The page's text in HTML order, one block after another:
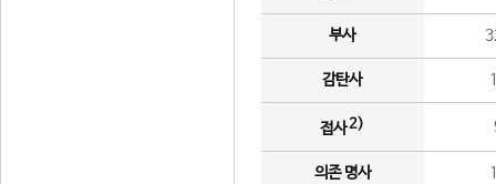
부사
감탄사
접사2)
의존 명사